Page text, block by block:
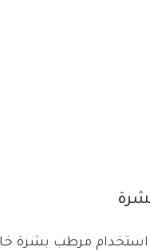
مرطب بشرة